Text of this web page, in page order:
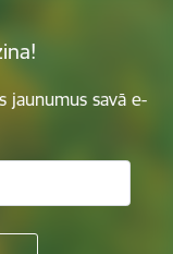
jaunumus savā e-